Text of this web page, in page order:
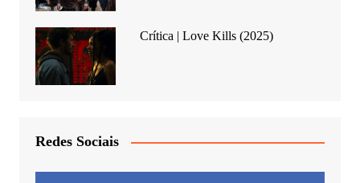
Crítica | Love Kills (2025)
Redes Sociais